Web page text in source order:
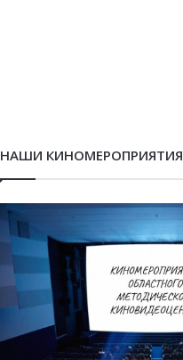
НАШИ КИНОМЕРОПРИЯТИЯ